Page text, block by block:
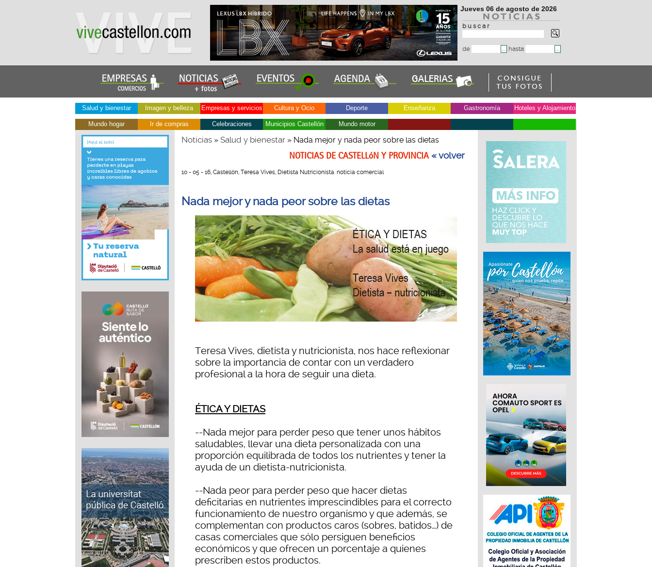
Jueves 06 de agosto de 2026
b u s c a r
de hasta
Salud y bienestar Imagen y belleza Empresas y servicios Cultura y Ocio Deporte Enseñanza Gastronomía Hoteles y Alojamiento
Mundo hogar Ir de compras Celebraciones Municipios Castellón Mundo motor
Noticias» Salud y bienestar» Nada mejor y nada peor sobre las dietas
NOTICIAS DE CASTELLóN Y PROVINCIA« volver
10 - 05 - 16, Castellón, Teresa Vives, Dietista Nutricionista. noticia comercial
Nada mejor y nada peor sobre las dietas
Teresa Vives, dietista y nutricionista, nos hace reflexionar
sobre la importancia de contar con un verdadero
profesional a la hora de seguir una dieta.
ÉTICA Y DIETAS
--Nada mejor para perder peso que tener unos hábitos
saludables, llevar una dieta personalizada con una
proporción equilibrada de todos los nutrientes y tener la
ayuda de un dietista-nutricionista.
--Nada peor para perder peso que hacer dietas
deficitarias en nutrientes imprescindibles para el correcto
funcionamiento de nuestro organismo y que además, se
complementan con productos caros (sobres, batidos…) de
casas comerciales que sólo persiguen beneficios
económicos y que ofrecen un porcentaje a quienes
prescriben estos productos.